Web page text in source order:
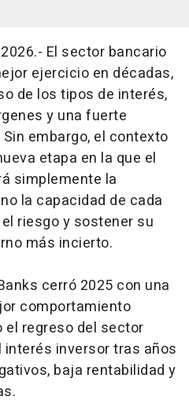
El sector bancario
ejercicio en décadas,
de los tipos de interés,
y una fuerte
embargo, el contexto
etapa en la que el
simplemente la
la capacidad de cada
riesgo y sostener su
más incierto.
cerró 2025 con una
comportamiento
regreso del sector
inversor tras años
baja rentabilidad y